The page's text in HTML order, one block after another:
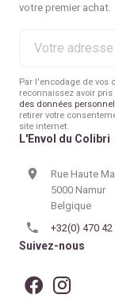
valeurs et
excès ni
votre premier achat.
adresse
mail
Par l'encodage de vos
reconnaissez avoir
des données
retirer votre
site internet.
L'Envol du Colibri
Rue Haute
5000 Namur
Belgique
+32(0) 470 42
Suivez-nous